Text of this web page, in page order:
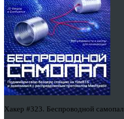
Хакер #323. Беспроводной самопал